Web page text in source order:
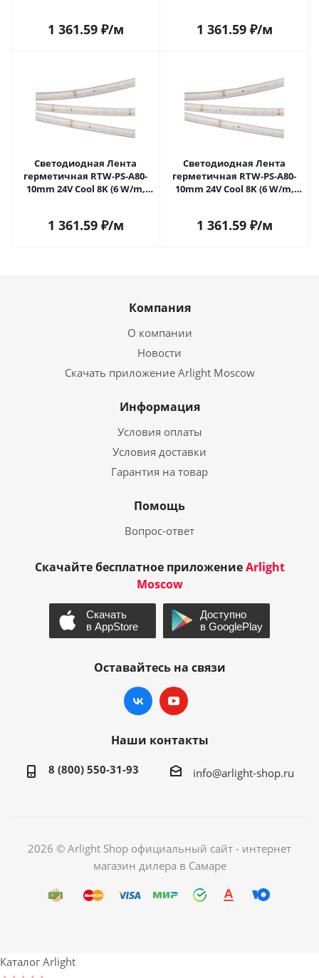
1 361.59₽/м 1 361.59₽/м
Светодиодная Лента
герметичная RTW-PS-A80-
10mm 24V Cool 8K (6 W/m,
1 361.59₽/м
Светодиодная Лента
герметичная RTW-PS-A80-
10mm 24V Cool 8K (6 W/m,
1 361.59₽/м
Компания
О компании
Новости
Скачать приложение Arlight Moscow
Информация
Условия оплаты
Условия доставки
Гарантия на товар
Помощь
Вопрос-ответ
Скачайте бесплатное приложениеArlight
Moscow
Оставайтесь на связи
Наши контакты
8 (800) 550-31-93 info@arlight-shop.ru
2026 © Arlight Shop официальный сайт - интернет
магазин дилера в Самаре
Каталог Arlight